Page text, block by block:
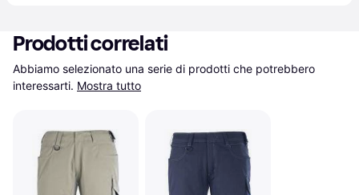
Prodotti correlati
Abbiamo selezionato una serie di prodotti che potrebbero
interessarti. Mostra tutto